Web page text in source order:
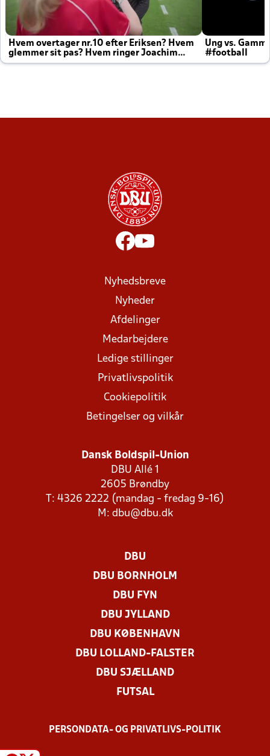
Hvem overtager nr.10 efter Eriksen? Hvem
glemmer sit pas? Hvem ringer Joachim
altid til efter kampe?
Ung vs.
#football
Nyhedsbreve
Nyheder
Afdelinger
Medarbejdere
Ledige stillinger
Privatlivspolitik
Cookiepolitik
Betingelser og vilkår
Dansk Boldspil-Union
DBU Allé 1
2605 Brøndby
T: 4326 2222 (mandag - fredag 9-16)
M: dbu@dbu.dk
DBU
DBU BORNHOLM
DBU FYN
DBU JYLLAND
DBU KØBENHAVN
DBU LOLLAND-FALSTER
DBU SJÆLLAND
FUTSAL
PERSONDATA- OG PRIVATLIVS-POLITIK